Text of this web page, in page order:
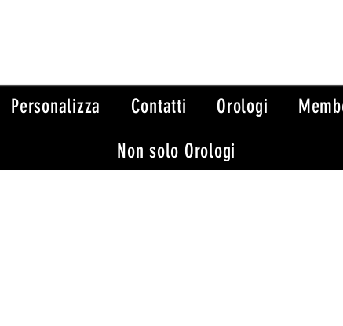
Personalizza Contatti Orologi
Non solo Orologi